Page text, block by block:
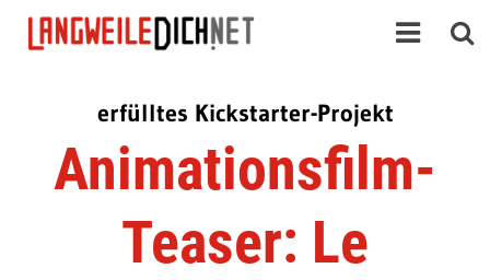
erfülltes Kickstarter-Projekt
Animationsfilm-
Teaser: Le